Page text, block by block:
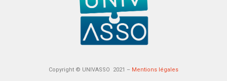
Copyright © UNIVASSO 2021 – Mentions légales